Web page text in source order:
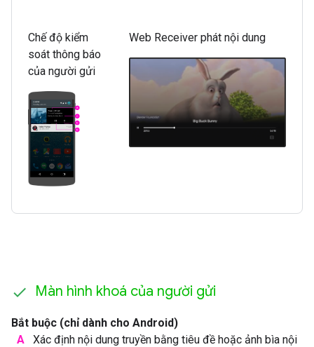
Chế độ kiểm
soát thông báo
của người gửi
Web Receiver phát nội dung
Màn hình khoá của người gửi
Bắt buộc (chỉ dành cho Android)
A
Xác định nội dung truyền bằng tiêu đề hoặc ảnh bìa nội